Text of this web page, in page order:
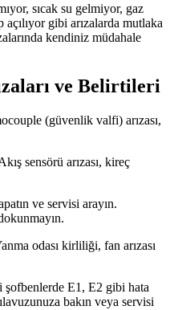
sıcak su gelmiyor, gaz
gibi arızalarda mutlaka
kendiniz müdahale
ve Belirtileri
(güvenlik valfi) arızası,
sensörü arızası, kireç
ve servisi arayın.
odası kirliliği, fan arızası
E1, E2 gibi hata
bakın veya servisi